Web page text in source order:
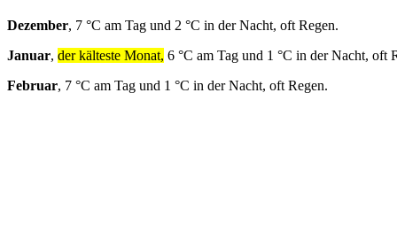
Dezember, 7 °C am Tag und 2 °C in der Nacht, oft Regen.
Januar, der kälteste Monat, 6 °C am Tag und 1 °C in der Nacht, oft
Februar, 7 °C am Tag und 1 °C in der Nacht, oft Regen.